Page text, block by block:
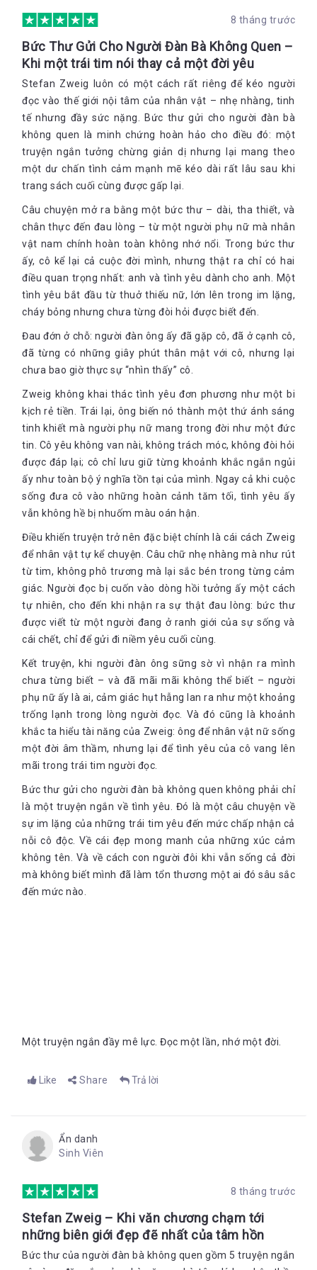
8 tháng trước
Bức Thư Gửi Cho Người Đàn Bà Không Quen –
Khi một trái tim nói thay cả một đời yêu
Stefan Zweig luôn có một cách rất riêng để kéo người
đọc vào thế giới nội tâm của nhân vật – nhẹ nhàng, tinh
tế nhưng đầy sức nặng. Bức thư gửi cho người đàn bà
không quen là minh chứng hoàn hảo cho điều đó: một
truyện ngắn tưởng chừng giản dị nhưng lại mang theo
một dư chấn tình cảm mạnh mẽ kéo dài rất lâu sau khi
trang sách cuối cùng được gấp lại.
Câu chuyện mở ra bằng một bức thư – dài, tha thiết, và
chân thực đến đau lòng – từ một người phụ nữ mà nhân
vật nam chính hoàn toàn không nhớ nổi. Trong bức thư
ấy, cô kể lại cả cuộc đời mình, nhưng thật ra chỉ có hai
điều quan trọng nhất: anh và tình yêu dành cho anh. Một
tình yêu bắt đầu từ thuở thiếu nữ, lớn lên trong im lặng,
cháy bỏng nhưng chưa từng đòi hỏi được biết đến.
Đau đớn ở chỗ: người đàn ông ấy đã gặp cô, đã ở cạnh cô,
đã từng có những giây phút thân mật với cô, nhưng lại
chưa bao giờ thực sự “nhìn thấy” cô.
Zweig không khai thác tình yêu đơn phương như một bi
kịch rẻ tiền. Trái lại, ông biến nó thành một thứ ánh sáng
tinh khiết mà người phụ nữ mang trong đời như một đức
tin. Cô yêu không van nài, không trách móc, không đòi hỏi
được đáp lại; cô chỉ lưu giữ từng khoảnh khắc ngắn ngủi
ấy như toàn bộ ý nghĩa tồn tại của mình. Ngay cả khi cuộc
sống đưa cô vào những hoàn cảnh tăm tối, tình yêu ấy
vẫn không hề bị nhuốm màu oán hận.
Điều khiến truyện trở nên đặc biệt chính là cái cách Zweig
để nhân vật tự kể chuyện. Câu chữ nhẹ nhàng mà như rút
từ tim, không phô trương mà lại sắc bén trong từng cảm
giác. Người đọc bị cuốn vào dòng hồi tưởng ấy một cách
tự nhiên, cho đến khi nhận ra sự thật đau lòng: bức thư
được viết từ một người đang ở ranh giới của sự sống và
cái chết, chỉ để gửi đi niềm yêu cuối cùng.
Kết truyện, khi người đàn ông sững sờ vì nhận ra mình
chưa từng biết – và đã mãi mãi không thể biết – người
phụ nữ ấy là ai, cảm giác hụt hẫng lan ra như một khoảng
trống lạnh trong lòng người đọc. Và đó cũng là khoảnh
khắc ta hiểu tài năng của Zweig: ông để nhân vật nữ sống
một đời âm thầm, nhưng lại để tình yêu của cô vang lên
mãi trong trái tim người đọc.
Bức thư gửi cho người đàn bà không quen không phải chỉ
là một truyện ngắn về tình yêu. Đó là một câu chuyện về
sự im lặng của những trái tim yêu đến mức chấp nhận cả
nỗi cô độc. Về cái đẹp mong manh của những xúc cảm
không tên. Và về cách con người đôi khi vẫn sống cả đời
mà không biết mình đã làm tổn thương một ai đó sâu sắc
đến mức nào.
Một truyện ngắn đầy mê lực. Đọc một lần, nhớ một đời.
Like Share Trả lời
Ẩn danh
Sinh Viên
8 tháng trước
Stefan Zweig – Khi văn chương chạm tới
những biên giới đẹp đẽ nhất của tâm hồn
Bức thư của người đàn bà không quen gồm 5 truyện ngắn